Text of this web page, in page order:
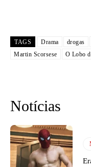
TAGS Drama drogas
Martin Scorsese
O Lobo
Notícias